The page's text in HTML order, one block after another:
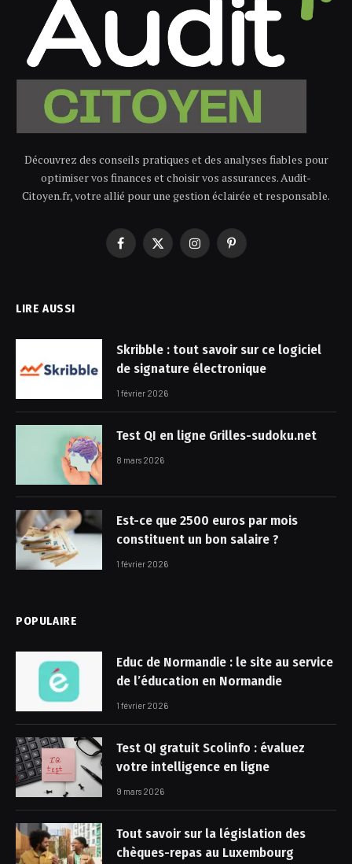
Découvrez des conseils pratiques et des analyses fiables pour
optimiser vos finances et choisir vos assurances. Audit-
Citoyen.fr, votre allié pour une gestion éclairée et responsable.
Facebook
X
InstagramPinterest
LIRE AUSSI
Skribble : tout savoir sur ce logiciel
de signature électronique
1 février 2026
Test QI en ligne Grilles-sudoku.net​
8 mars 2026
Est-ce que 2500 euros par mois
constituent un bon salaire ?
1 février 2026
POPULAIRE
Educ de Normandie : le site au service
de l’éducation en Normandie
1 février 2026
Test QI gratuit Scolinfo : évaluez
votre intelligence en ligne
9 mars 2026
Tout savoir sur la législation des
chèques-repas au Luxembourg